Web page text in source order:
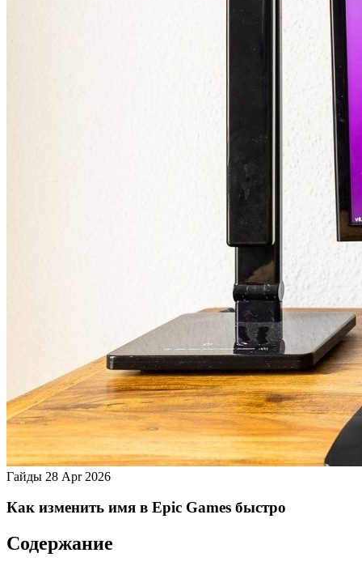
Гайды 28 Apr 2026
Как изменить имя в Epic Games быстро
Содержание